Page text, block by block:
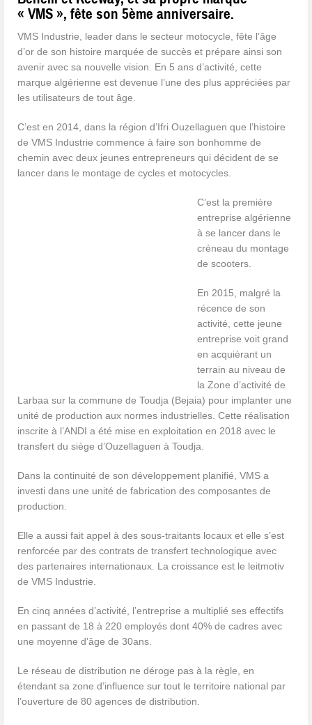
« VMS », fête son 5ème anniversaire.
VMS Industrie, leader dans le secteur motocycle, fête l’âge
d’or de son histoire marquée de succès et prépare ainsi son
avenir avec sa nouvelle vision. En 5 ans d’activité, cette
marque algérienne est devenue l’une des plus appréciées par
les utilisateurs de tout âge.
C’est en 2014, dans la région d’Ifri Ouzellaguen que l’histoire
de VMS Industrie commence à faire son bonhomme de
chemin avec deux jeunes entrepreneurs qui décident de se
lancer dans le montage de cycles et motocycles.
C’est la première
entreprise algérienne
à se lancer dans le
créneau du montage
de scooters.
En 2015, malgré la
récence de son
activité, cette jeune
entreprise voit grand
en acquièrant un
terrain au niveau de
la Zone d’activité de
Larbaa sur la commune de Toudja (Bejaia) pour implanter une
unité de production aux normes industrielles. Cette réalisation
inscrite à l’ANDI a été mise en exploitation en 2018 avec le
transfert du siège d’Ouzellaguen à Toudja.
Dans la continuité de son développement planifié, VMS a
investi dans une unité de fabrication des composantes de
production.
Elle a aussi fait appel à des sous-traitants locaux et elle s’est
renforcée par des contrats de transfert technologique avec
des partenaires internationaux. La croissance est le leitmotiv
de VMS Industrie.
En cinq années d’activité, l’entreprise a multiplié ses effectifs
en passant de 18 à 220 employés dont 40% de cadres avec
une moyenne d’âge de 30ans.
Le réseau de distribution ne déroge pas à la règle, en
étendant sa zone d’influence sur tout le territoire national par
l’ouverture de 80 agences de distribution.